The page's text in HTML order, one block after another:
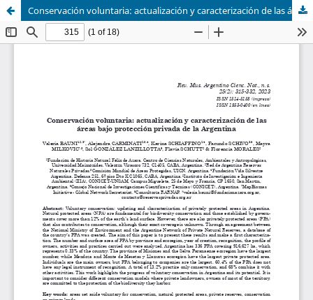
Conservación voluntaria: actualización y caracterización de las áreas bajo protección privada de la Argentina